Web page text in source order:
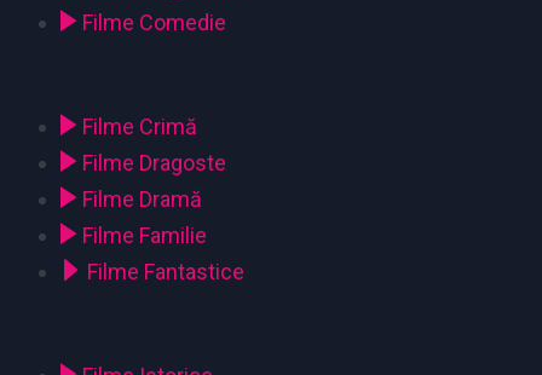
Filme Comedie
Filme Crimă
Filme Dragoste
Filme Dramă
Filme Familie
Filme Fantastice